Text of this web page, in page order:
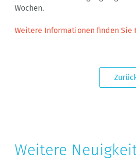
Wochen.
Weitere Informationen finden Sie
Weitere